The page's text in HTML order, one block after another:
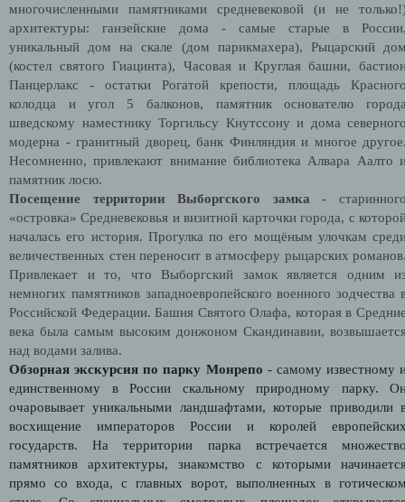
многочисленными памятниками средневековой (и не
архитектуры: ганзейские дома - самые старые в
уникальный дом на скале (дом парикмахера), Рыцарский
(костел святого Гиацинта), Часовая и Круглая башни,
Панцерлакс - остатки Рогатой крепости, площадь
колодца и угол 5 балконов, памятник основателю
шведскому наместнику Торгильсу Кнутссону и дома
модерна - гранитный дворец, банк Финляндия и многое
Несомненно, привлекают внимание библиотека Алвара Аалто
памятник лосю.
Посещение территории Выборгского замка -
«островка» Средневековья и визитной карточки города, с
началась его история. Прогулка по его мощёным улочкам
величественных стен переносит в атмосферу рыцарских
Привлекает и то, что Выборгский замок является одним
немногих памятников западноевропейского военного зодчества
Российской Федерации. Башня Святого Олафа, которая в
века была самым высоким донжоном Скандинавии,
над водами залива.
Обзорная экскурсия по парку Монрепо - самому известному
единственному в России скальному природному парку.
очаровывает уникальными ландшафтами, которые приводили
восхищение императоров России и королей
государств. На территории парка встречается
памятников архитектуры, знакомство с которыми
прямо со входа, с главных ворот, выполненных в